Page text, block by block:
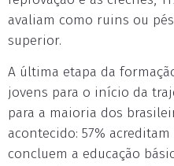
avaliam como ruins ou
superior.
A última etapa da
jovens para o início da
para a maioria dos
acontecido: 57%
concluem a educação